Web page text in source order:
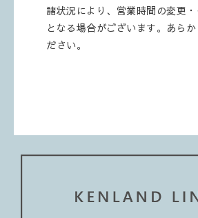
諸状況により、営業時間の変更
となる場合がございます。あらか
ださい。